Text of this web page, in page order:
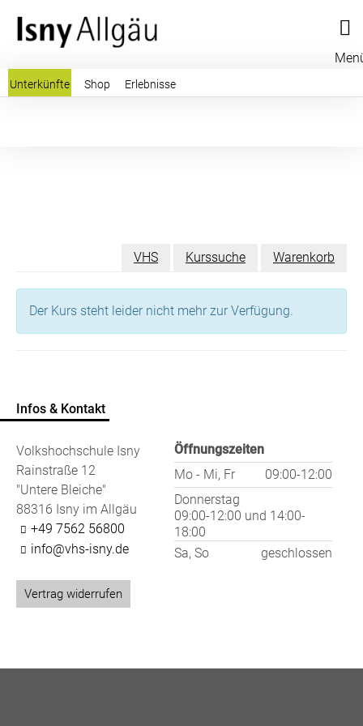
Unterkünfte Shop Erlebnisse
VHS Kurssuche Warenkorb
Der Kurs steht leider nicht mehr zur Verfügung.
Infos & Kontakt
Volkshochschule Isny
Rainstraße 12
"Untere Bleiche"
88316 Isny im Allgäu
+49 7562 56800
info@vhs-isny.de
Vertrag widerrufen
Öffnungszeiten
Mo - Mi, Fr
09:00-12:00
Donnerstag
09:00-12:00 und 14:00-
18:00
Sa, So
geschlossen